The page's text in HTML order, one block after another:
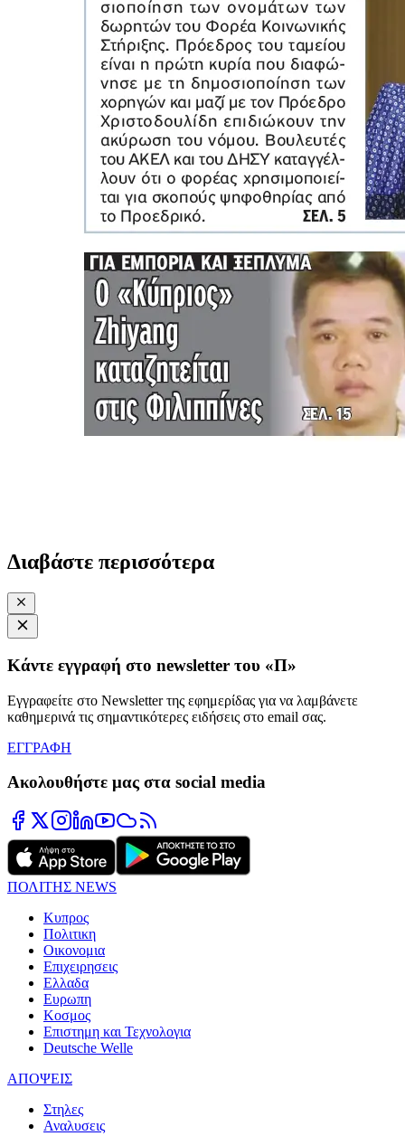
Διαβάστε περισσότερα
Κάντε εγγραφή στο newsletter του «Π»
Εγγραφείτε στο Newsletter της εφημερίδας για να λαμβάνετε
καθημερινά τις σημαντικότερες ειδήσεις στο email σας.
ΕΓΓΡΑΦΗ
Ακολουθήστε μας στα social media
ΠΟΛΙΤΗΣ NEWS
Κυπρος
Πολιτικη
Οικονομια
Επιχειρησεις
Ελλαδα
Ευρωπη
Κοσμος
Επιστημη και Τεχνολογια
Deutsche Welle
ΑΠΟΨΕΙΣ
Στηλες
Αναλυσεις